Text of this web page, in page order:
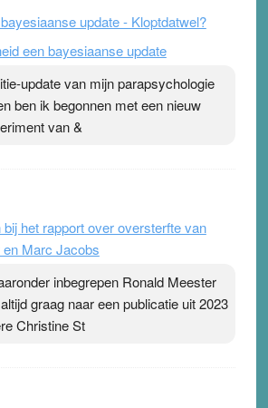
update - Kloptdatwel?
een bayesiaanse update
update van mijn parapsychologie
ben ik begonnen met een nieuw
van &
bij het rapport over oversterfte van
Marc Jacobs
inbegrepen Ronald Meester
graag naar een publicatie uit 2023
Christine St